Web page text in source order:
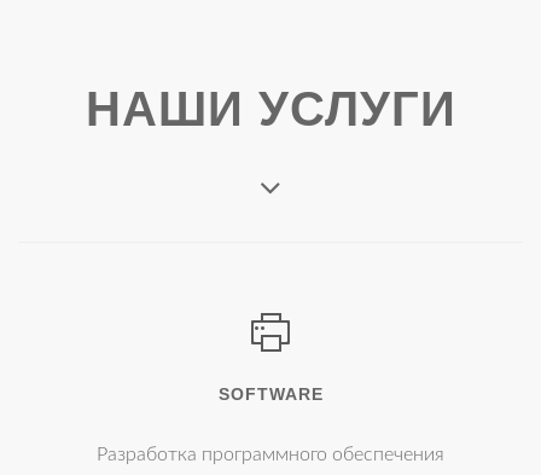
НАШИ УСЛУГИ
SOFTWARE
Разработка программного обеспечения